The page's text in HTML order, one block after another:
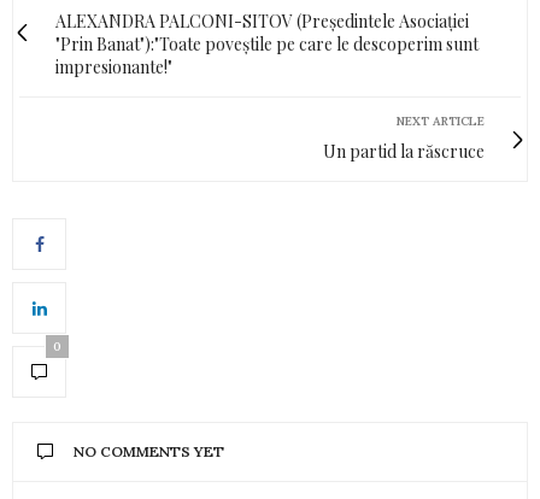
ALEXANDRA PALCONI-SITOV (Președintele Asociației
"Prin Banat"):"Toate poveștile pe care le descoperim sunt
impresionante!"
NEXT ARTICLE
Un partid la răscruce
0
NO COMMENTS YET